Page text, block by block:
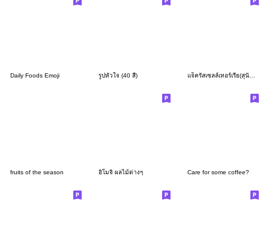
Daily Foods Emoji รูปหัวใจ (40 สี) แจ็ครัสเซลล์เทอร์เรีย(สุนัข)-เรียบ/สีแทน
fruits of the season อิโมจิ ผลไม้ต่างๆ Care for some coffee?